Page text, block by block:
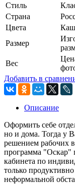
Стиль
Страна
Цвета
Размер
Вес
Добавить в
Описание
Оформить себе
но и дома. Тогда у
решением рабочих
программа "Оскар"
кабинета по
только
неформальной